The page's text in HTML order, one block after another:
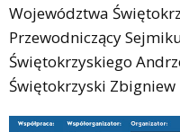
Województwa
Przewodniczący
Świętokrzyskiego
Świętokrzyski Zbigniew